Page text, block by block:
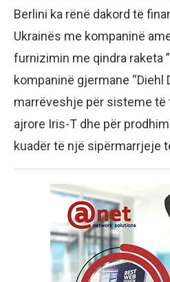
Berlini ka rënë dakord të
Ukrainës me kompaninë
furnizimin me qindra raketa
kompaninë gjermane “Diehl
marrëveshje për sisteme
ajrore Iris-T dhe për
kuadër të një sipërmarrjeje